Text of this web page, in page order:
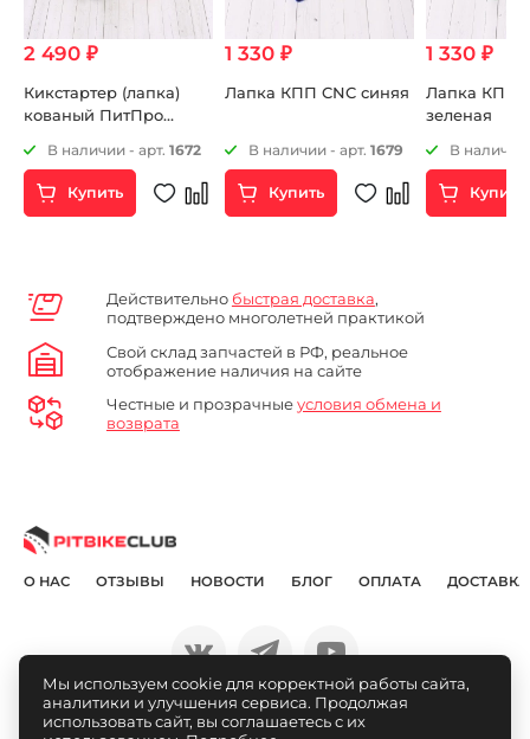
2 490 ₽
Кикстартер (лапка)
кованый ПитПро
В наличии - арт. 1672
Купить
1 330 ₽
Лапка КПП CNC синяя
В наличии - арт. 1679
Купить
1 330 ₽
Лапка КПП
зеленая
В наличии
Купить
Действительно быстрая доставка,
подтверждено многолетней практикой
Свой склад запчастей в РФ, реальное
отображение наличия на сайте
Честные и прозрачныеусловия обмена и
возврата
О НАС ОТЗЫВЫ НОВОСТИ БЛОГ ОПЛАТА ДОСТАВКА
© Pitbikeclub.ru 2012-2026
Мы используем cookie для корректной работы сайта,
аналитики и улучшения сервиса. Продолжая
использовать сайт, вы соглашаетесь с их